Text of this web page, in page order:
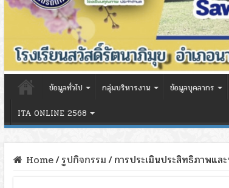
ข้อมูลทั่วไป กลุ่มบริหารงาน ข้อมูลบุคลากร
ITA ONLINE 2568
Home/รูปกิจกรรม/การประเมินประสิทธิภาพแ